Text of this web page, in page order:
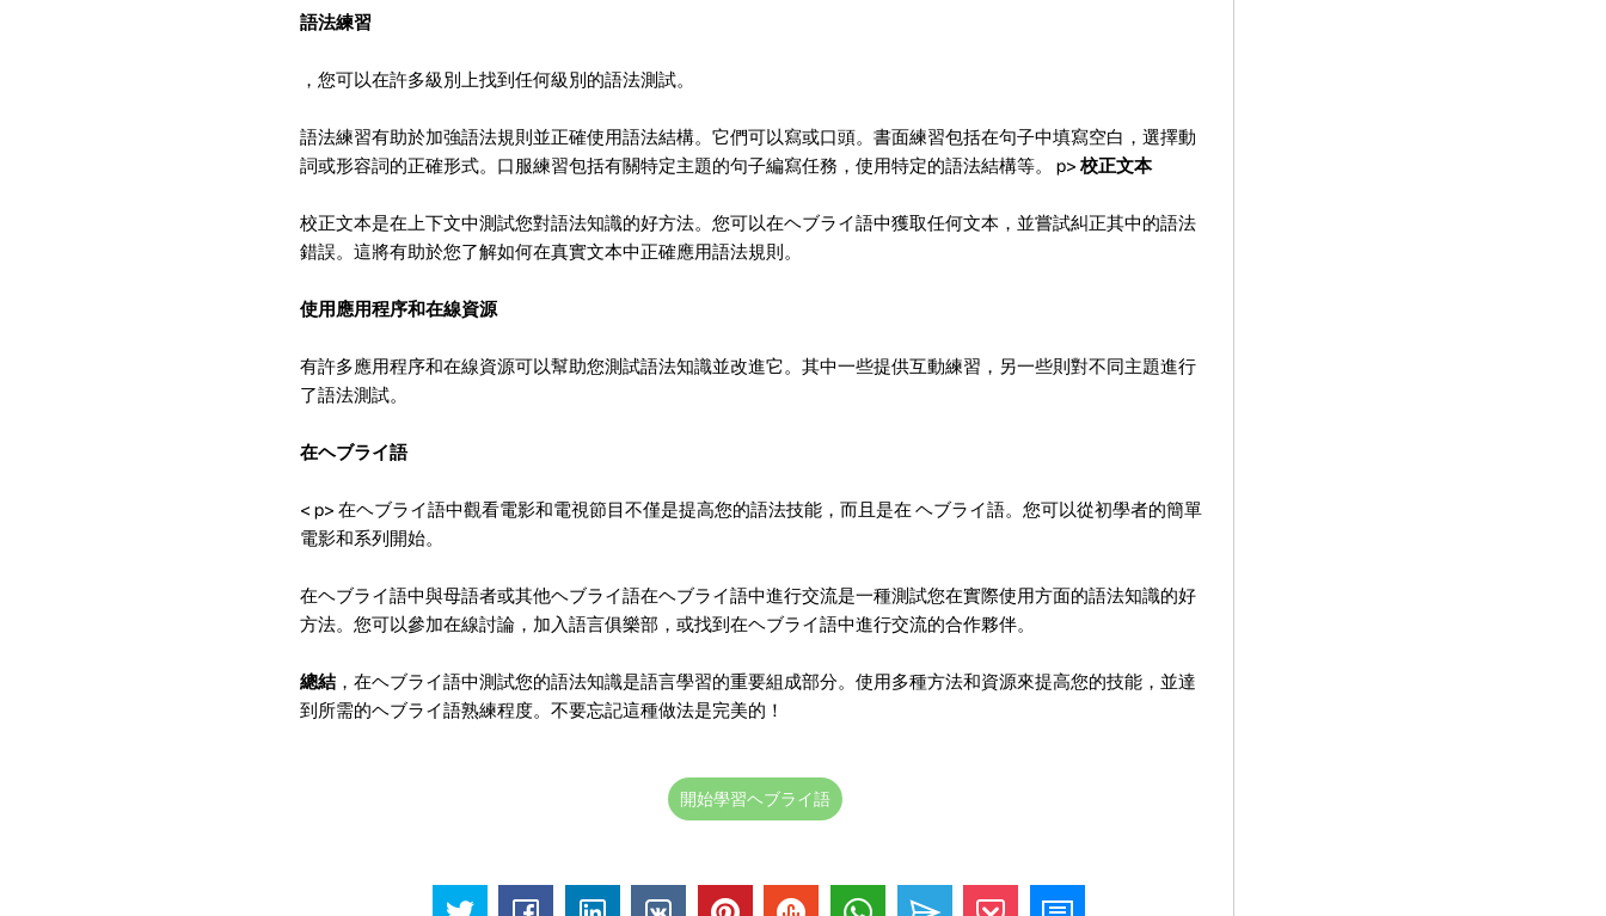
語法練習
，您可以在許多級別上找到任何級別的語法測試。
語法練習有助於加強語法規則並正確使用語法結構。它們可以寫或口頭。書面練習包括在句子中填寫空白，選擇動
詞或形容詞的正確形式。口服練習包括有關特定主題的句子編寫任務，使用特定的語法結構等。 p> 校正文本
校正文本是在上下文中測試您對語法知識的好方法。您可以在ヘブライ語中獲取任何文本，並嘗試糾正其中的語法
錯誤。這將有助於您了解如何在真實文本中正確應用語法規則。
使用應用程序和在線資源
有許多應用程序和在線資源可以幫助您測試語法知識並改進它。其中一些提供互動練習，另一些則對不同主題進行
了語法測試。
在ヘブライ語
< p> 在ヘブライ語中觀看電影和電視節目不僅是提高您的語法技能，而且是在 ヘブライ語。您可以從初學者的簡單
電影和系列開始。
在ヘブライ語中與母語者或其他ヘブライ語在ヘブライ語中進行交流是一種測試您在實際使用方面的語法知識的好
方法。您可以參加在線討論，加入語言俱樂部，或找到在ヘブライ語中進行交流的合作夥伴。
總結，在ヘブライ語中測試您的語法知識是語言學習的重要組成部分。使用多種方法和資源來提高您的技能，並達
到所需的ヘブライ語熟練程度。不要忘記這種做法是完美的！
開始學習ヘブライ語